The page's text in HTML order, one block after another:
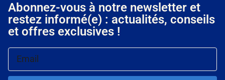
Abonnez-vous à notre newsletter et
restez informé(e) : actualités, conseils
et offres exclusives !